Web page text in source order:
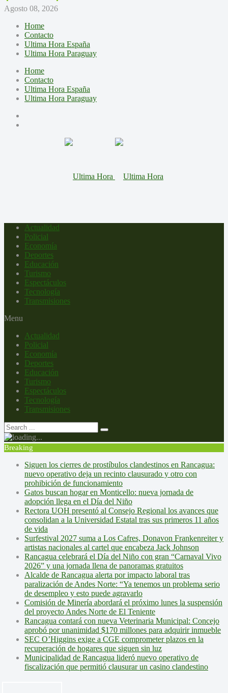
Agosto 08, 2026
Home
Contacto
Ultima Hora España
Ultima Hora Paraguay
Home
Contacto
Ultima Hora España
Ultima Hora Paraguay
Actualidad
Policial
Economía
Deportes
Educación
Turismo
Espectáculos
Tecnología
Transmisiones
Menu
Actualidad
Policial
Economía
Deportes
Educación
Turismo
Espectáculos
Tecnología
Transmisiones
Breaking
Siguen los cierres de prostíbulos clandestinos en Rancagua:
nuevo operativo deja un recinto clausurado y otro con
prohibición de funcionamiento
Gatos buscan hogar en Monticello: nueva jornada de
adopción llega en el Día del Niño
Rectora UOH presentó al Consejo Regional los avances que
consolidan a la Universidad Estatal tras sus primeros 11 años
de vida
Surfestival 2027 suma a Los Cafres, Donavon Frankenreiter y
artistas nacionales al cartel que encabeza Jack Johnson
Rancagua celebrará el Día del Niño con gran “Carnaval Vivo
2026” y una jornada llena de panoramas gratuitos
Alcalde de Rancagua alerta por impacto laboral tras
paralización de Andes Norte: “Ya tenemos un problema serio
de desempleo y esto puede agravarlo
Comisión de Minería abordará el próximo lunes la suspensión
del proyecto Andes Norte de El Teniente
Rancagua contará con nueva Veterinaria Municipal: Concejo
aprobó por unanimidad $170 millones para adquirir inmueble
SEC O’Higgins exige a CGE comprometer plazos en la
recuperación de hogares que siguen sin luz
Municipalidad de Rancagua lideró nuevo operativo de
fiscalización que permitió clausurar un casino clandestino